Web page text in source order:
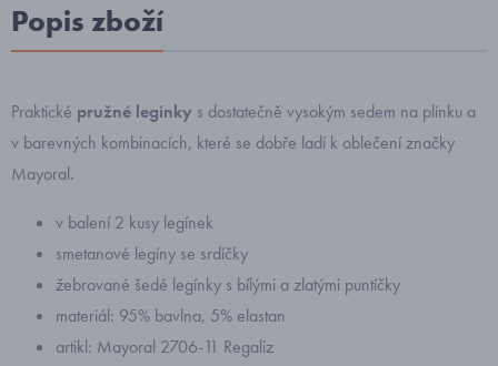
Popis zboží
Praktické pružné legínky s dostatečně vysokým sedem na plínku a
v barevných kombinacích, které se dobře ladí k oblečení značky
Mayoral.
v balení 2 kusy legínek
smetanové legíny se srdíčky
žebrované šedé legínky s bílými a zlatými puntíčky
materiál: 95% bavlna, 5% elastan
artikl: Mayoral 2706-11 Regaliz